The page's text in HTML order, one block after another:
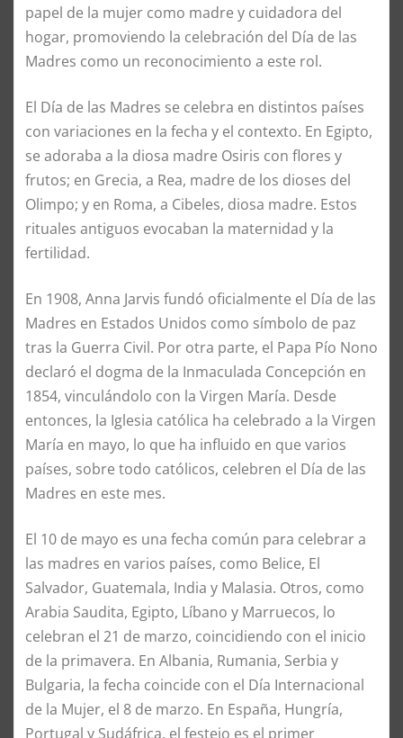
papel de la mujer como madre y cuidadora del
hogar, promoviendo la celebración del Día de las
Madres como un reconocimiento a este rol.
El Día de las Madres se celebra en distintos países
con variaciones en la fecha y el contexto. En Egipto,
se adoraba a la diosa madre Osiris con flores y
frutos; en Grecia, a Rea, madre de los dioses del
Olimpo; y en Roma, a Cibeles, diosa madre. Estos
rituales antiguos evocaban la maternidad y la
fertilidad.
En 1908, Anna Jarvis fundó oficialmente el Día de las
Madres en Estados Unidos como símbolo de paz
tras la Guerra Civil. Por otra parte, el Papa Pío Nono
declaró el dogma de la Inmaculada Concepción en
1854, vinculándolo con la Virgen María. Desde
entonces, la Iglesia católica ha celebrado a la Virgen
María en mayo, lo que ha influido en que varios
países, sobre todo católicos, celebren el Día de las
Madres en este mes.
El 10 de mayo es una fecha común para celebrar a
las madres en varios países, como Belice, El
Salvador, Guatemala, India y Malasia. Otros, como
Arabia Saudita, Egipto, Líbano y Marruecos, lo
celebran el 21 de marzo, coincidiendo con el inicio
de la primavera. En Albania, Rumania, Serbia y
Bulgaria, la fecha coincide con el Día Internacional
de la Mujer, el 8 de marzo. En España, Hungría,
Portugal y Sudáfrica, el festejo es el primer